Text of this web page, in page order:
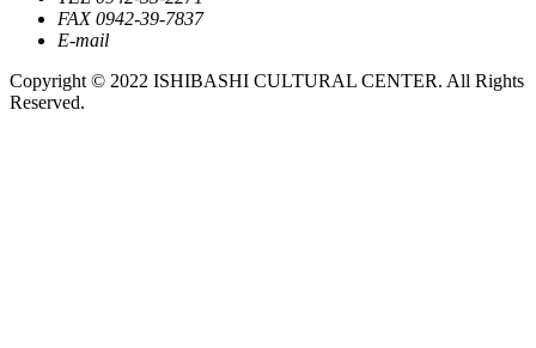
FAX 0942-39-7837
E-mail
Copyright © 2022 ISHIBASHI CULTURAL CENTER. All Rights
Reserved.